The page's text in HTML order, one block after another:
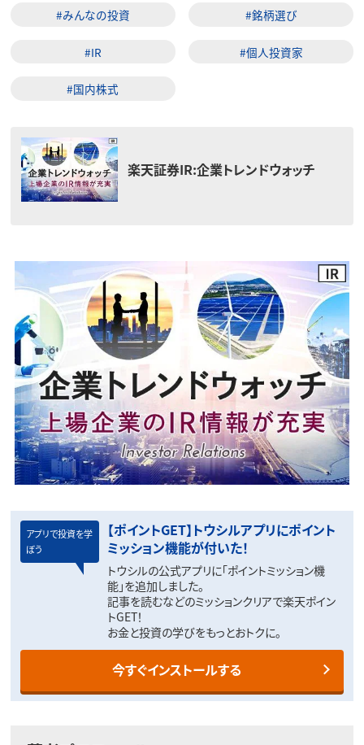
#みんなの投資 #銘柄選び
#IR #個人投資家
#国内株式
楽天証券IR:企業トレンドウォッチ
アプリで投資を学
ぼう
【ポイントGET】トウシルアプリにポイント
ミッション機能が付いた！
トウシルの公式アプリに「ポイントミッション機
能」を追加しました。
記事を読むなどのミッションクリアで楽天ポイン
トGET！
お金と投資の学びをもっとおトクに。
今すぐインストールする